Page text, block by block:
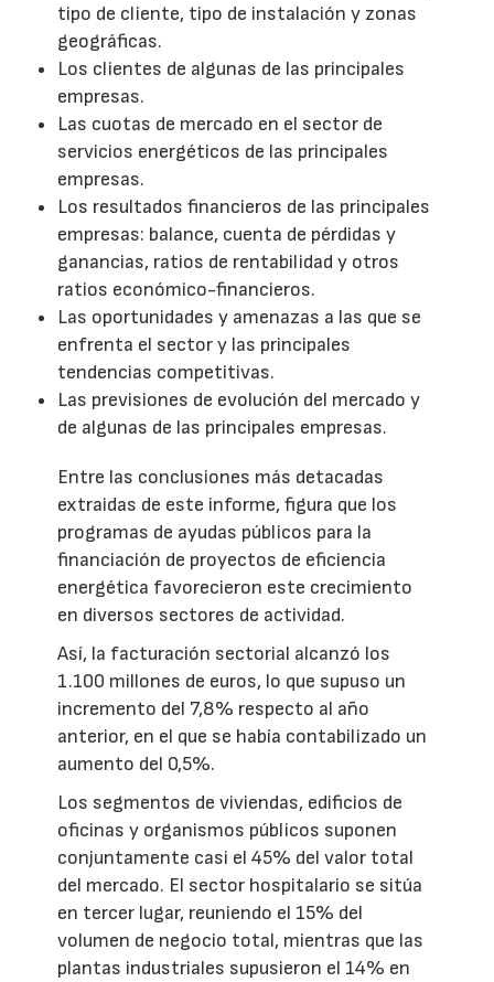
tipo de cliente, tipo de instalación y zonas
geográficas.
Los clientes de algunas de las principales
empresas.
Las cuotas de mercado en el sector de
servicios energéticos de las principales
empresas.
Los resultados financieros de las principales
empresas: balance, cuenta de pérdidas y
ganancias, ratios de rentabilidad y otros
ratios económico-financieros.
Las oportunidades y amenazas a las que se
enfrenta el sector y las principales
tendencias competitivas.
Las previsiones de evolución del mercado y
de algunas de las principales empresas.
Entre las conclusiones más detacadas
extraidas de este informe, figura que los
programas de ayudas públicos para la
financiación de proyectos de eficiencia
energética favorecieron este crecimiento
en diversos sectores de actividad.
Así, la facturación sectorial alcanzó los
1.100 millones de euros, lo que supuso un
incremento del 7,8% respecto al año
anterior, en el que se había contabilizado un
aumento del 0,5%.
Los segmentos de viviendas, edificios de
oficinas y organismos públicos suponen
conjuntamente casi el 45% del valor total
del mercado. El sector hospitalario se sitúa
en tercer lugar, reuniendo el 15% del
volumen de negocio total, mientras que las
plantas industriales supusieron el 14% en